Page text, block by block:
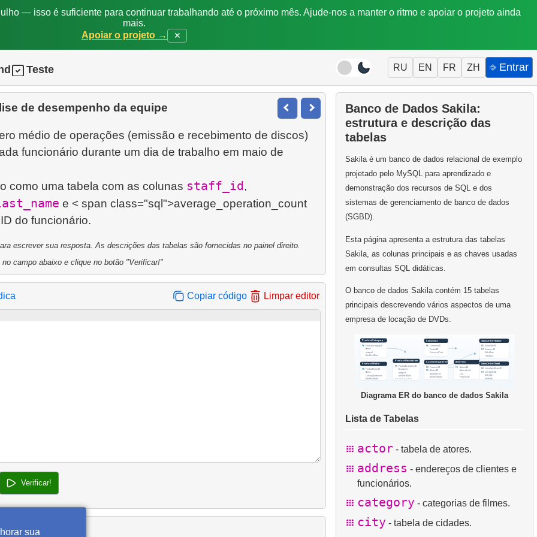
— isso é suficiente para continuar trabalhando até o próximo mês. Ajude-nos a manter o ritmo e apoiar o projeto ainda
mais.
Apoiar o projeto →
✕
Teste RU EN FR ZH ⎆ Entrar
de desempenho da equipe
médio de operações (emissão e recebimento de discos)
funcionário durante um dia de trabalho em maio de
como uma tabela com as colunas staff_id,
e < span class="sql">average_operation_count
escrever sua resposta. As descrições das tabelas são fornecidas no painel direito.
campo abaixo e clique no botão "Verificar!"
Copiar código Limpar editor
Verificar!
Banco de Dados Sakila:
estrutura e descrição das
tabelas
Sakila é um banco de dados relacional de exemplo
projetado pelo MySQL para aprendizado e
demonstração dos recursos de SQL e dos
sistemas de gerenciamento de banco de dados
(SGBD).
Esta página apresenta a estrutura das tabelas
Sakila, as colunas principais e as chaves usadas
em consultas SQL didáticas.
O banco de dados Sakila contém 15 tabelas
principais descrevendo vários aspectos de uma
empresa de locação de DVDs.
Diagrama ER do banco de dados Sakila
Lista de Tabelas
actor - tabela de atores.
address - endereços de clientes e
funcionários.
category - categorias de filmes.
city - tabela de cidades.
sua